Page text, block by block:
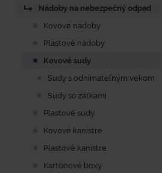
Nádoby na nebezpečný odpad
Kovové nádoby
Plastové nádoby
Kovové sudy
Sudy s odnímateľným vekom
Sudy so zátkami
Plastové sudy
Kovové kanistre
Plastové kanistre
Kartónové boxy